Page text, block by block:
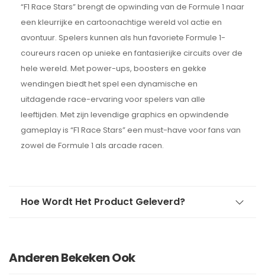
“F1 Race Stars” brengt de opwinding van de Formule 1 naar
een kleurrijke en cartoonachtige wereld vol actie en
avontuur. Spelers kunnen als hun favoriete Formule 1-
coureurs racen op unieke en fantasierijke circuits over de
hele wereld. Met power-ups, boosters en gekke
wendingen biedt het spel een dynamische en
uitdagende race-ervaring voor spelers van alle
leeftijden. Met zijn levendige graphics en opwindende
gameplay is “F1 Race Stars” een must-have voor fans van
zowel de Formule 1 als arcade racen.
Hoe Wordt Het Product Geleverd?
Anderen Bekeken Ook